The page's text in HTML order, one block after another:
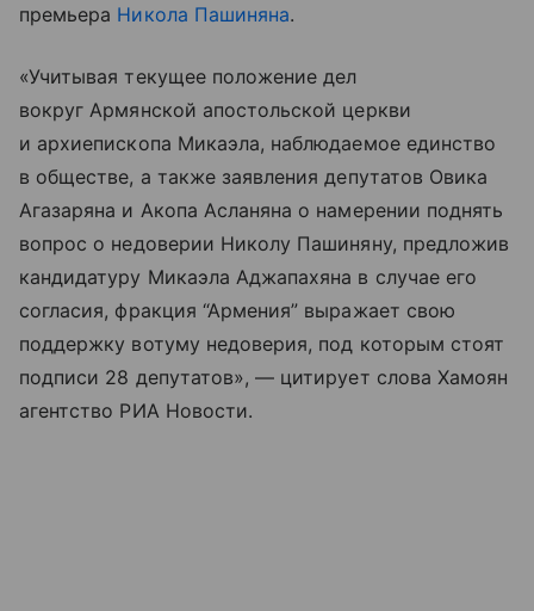
премьера Никола Пашиняна.
«Учитывая текущее положение дел
вокруг Армянской апостольской церкви
и архиепископа Микаэла, наблюдаемое единство
в обществе, а также заявления депутатов Овика
Агазаряна и Акопа Асланяна о намерении поднять
вопрос о недоверии Николу Пашиняну, предложив
кандидатуру Микаэла Аджапахяна в случае его
согласия, фракция “Армения” выражает свою
поддержку вотуму недоверия, под которым стоят
подписи 28 депутатов», — цитирует слова Хамоян
агентство РИА Новости.